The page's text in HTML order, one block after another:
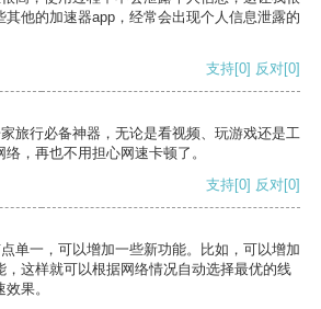
他的加速器app，经常会出现个人信息泄露的
支持[0] 反对[0]
旅行必备神器，无论是看视频、玩游戏还是工
，再也不用担心网速卡顿了。
支持[0] 反对[0]
单一，可以增加一些新功能。比如，可以增加
，这样就可以根据网络情况自动选择最优的线
果。